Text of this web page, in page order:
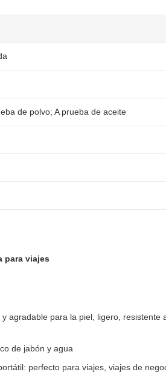
de polvo; A prueba de aceite
para viajes
agradable para la piel, ligero, resistente
de jabón y agua
perfecto para viajes, viajes de